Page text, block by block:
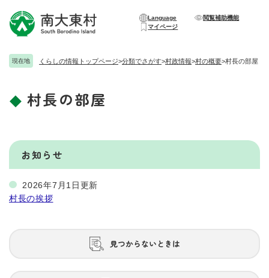
Language
閲覧補助機能
マイページ
現在地 くらしの情報トップページ>分類でさがす>村政情報>村の概要>村長の部屋
本
文
村長の部屋
お知らせ
2026年7月1日更新
村長の挨拶
見つからないときは